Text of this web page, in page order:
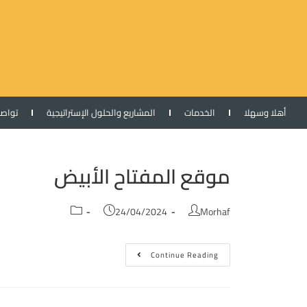
أهلا وسهلا الخدمات المشاريع والحلول الإستراتيجية
موقع المفتاح الأبيض
Morhaf
24/04/2024
Continue Reading